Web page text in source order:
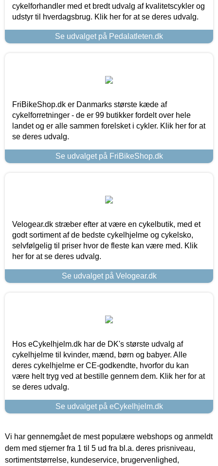
cykelforhandler med et bredt udvalg af kvalitetscykler og
udstyr til hverdagsbrug. Klik her for at se deres udvalg.
Se udvalget på Pedalatleten.dk
FriBikeShop.dk er Danmarks største kæde af
cykelforretninger - de er 99 butikker fordelt over hele
landet og er alle sammen forelsket i cykler. Klik her for at
se deres udvalg.
Se udvalget på FriBikeShop.dk
Velogear.dk stræber efter at være en cykelbutik, med et
godt sortiment af de bedste cykelhjelme og cykelsko,
selvfølgelig til priser hvor de fleste kan være med. Klik
her for at se deres udvalg.
Se udvalget på Velogear.dk
Hos eCykelhjelm.dk har de DK's største udvalg af
cykelhjelme til kvinder, mænd, børn og babyer. Alle
deres cykelhjelme er CE-godkendte, hvorfor du kan
være helt tryg ved at bestille gennem dem. Klik her for at
se deres udvalg.
Se udvalget på eCykelhjelm.dk
Vi har gennemgået de mest populære webshops og anmeldt
dem med stjerner fra 1 til 5 ud fra bl.a. deres prisniveau,
sortimentstørrelse, kundeservice, brugervenlighed,